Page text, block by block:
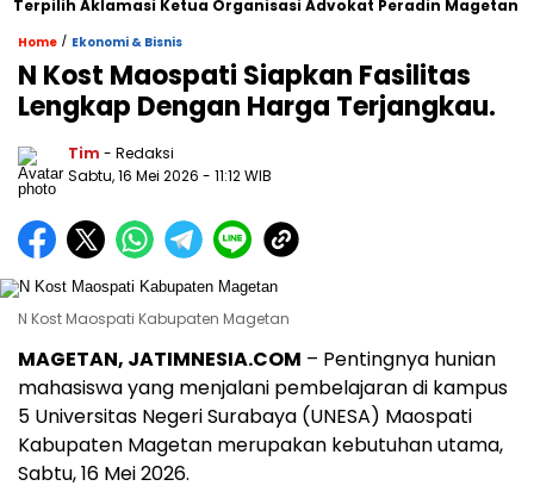
Aklamasi Ketua Organisasi Advokat Peradin Magetan.
Home / Ekonomi & Bisnis
N Kost Maospati Siapkan Fasilitas
Lengkap Dengan Harga Terjangkau.
Tim - Redaksi
Sabtu, 16 Mei 2026 - 11:12 WIB
N Kost Maospati Kabupaten Magetan
MAGETAN, JATIMNESIA.COM – Pentingnya hunian
mahasiswa yang menjalani pembelajaran di kampus
5 Universitas Negeri Surabaya (UNESA) Maospati
Kabupaten Magetan merupakan kebutuhan utama,
Sabtu, 16 Mei 2026.